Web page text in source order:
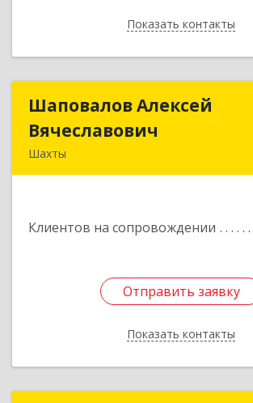
Показать контакты
Назад
Шаповалов Алексей
Вячеславович
Шахты
Клиентов на сопровождении
Отправить заявку
Показать контакты
Шаповалов
Отправить заявку
Назад